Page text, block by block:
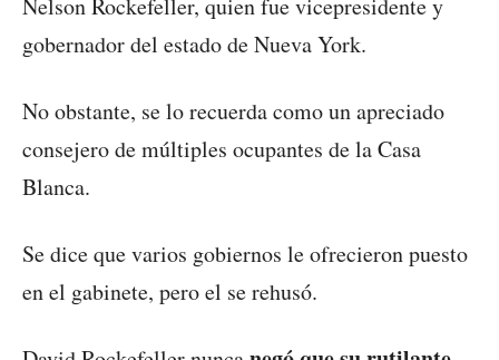
Nelson Rockefeller, quien fue vicepresidente y
gobernador del estado de Nueva York.
No obstante, se lo recuerda como un apreciado
consejero de múltiples ocupantes de la Casa
Blanca.
Se dice que varios gobiernos le ofrecieron puesto
en el gabinete, pero el se rehusó.